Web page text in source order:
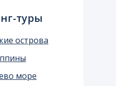
море
острова
туры